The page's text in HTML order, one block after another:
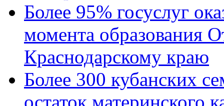
Более 95% госуслуг
момента образования
Краснодарскому краю
Более 300 кубанских